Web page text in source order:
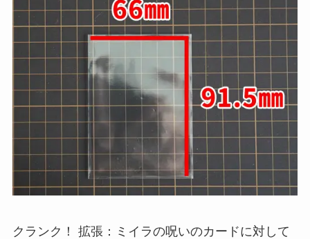
クランク！ 拡張：ミイラの呪いのカードに対して